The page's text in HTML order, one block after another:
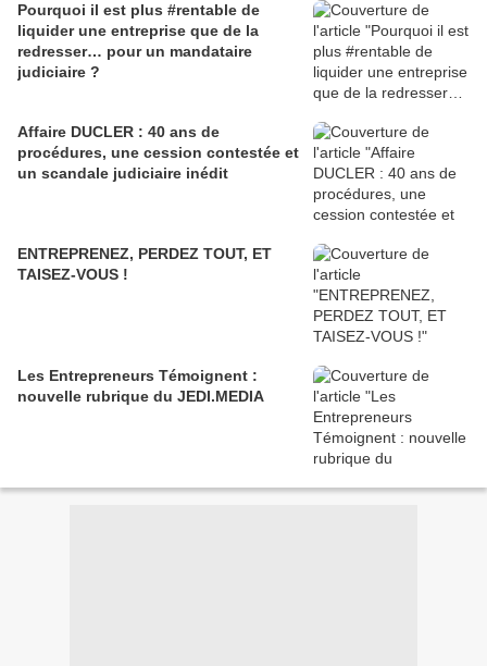
Pourquoi il est plus #rentable de
liquider une entreprise que de la
redresser… pour un mandataire
judiciaire ?
Affaire DUCLER : 40 ans de
procédures, une cession contestée et
un scandale judiciaire inédit
ENTREPRENEZ, PERDEZ TOUT, ET
TAISEZ-VOUS !
Les Entrepreneurs Témoignent :
nouvelle rubrique du JEDI.MEDIA